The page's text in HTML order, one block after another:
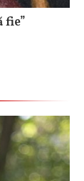
fie”